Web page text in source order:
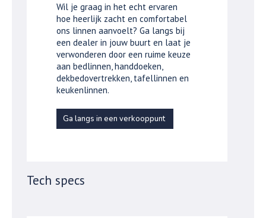
Wil je graag in het echt ervaren
hoe heerlijk zacht en comfortabel
ons linnen aanvoelt? Ga langs bij
een dealer in jouw buurt en laat je
verwonderen door een ruime keuze
aan bedlinnen, handdoeken,
dekbedovertrekken, tafellinnen en
keukenlinnen.
Ga langs in een verkooppunt
Tech specs